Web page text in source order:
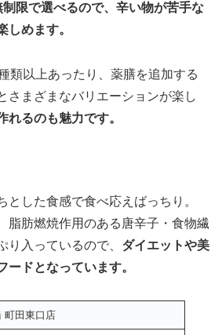
限で選べるので、辛い物が苦手な
しめます。
類以上あったり、薬膳を追加する
さまざまなバリエーションが楽し
れるのも魅力です。
とした食感で食べ応えばっちり。
脂肪燃焼作用のある唐辛子・食物繊
り入っているので、 ダイエットや美
ードとなっています。
町田東口店